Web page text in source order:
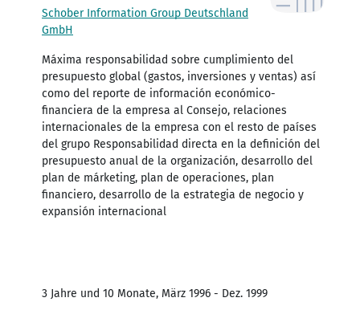
Schober Information Group Deutschland
GmbH
Máxima responsabilidad sobre cumplimiento del
presupuesto global (gastos, inversiones y ventas) así
como del reporte de información económico-
financiera de la empresa al Consejo, relaciones
internacionales de la empresa con el resto de países
del grupo Responsabilidad directa en la definición del
presupuesto anual de la organización, desarrollo del
plan de márketing, plan de operaciones, plan
financiero, desarrollo de la estrategia de negocio y
expansión internacional
3 Jahre und 10 Monate, März 1996 - Dez. 1999